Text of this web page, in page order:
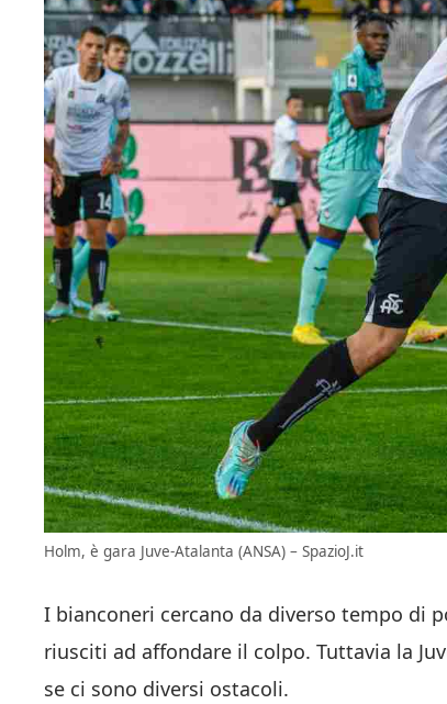
Holm, è gara Juve-Atalanta (ANSA) – SpazioJ.it
I bianconeri cercano da diverso tempo di
riusciti ad affondare il colpo. Tuttavia la
se ci sono diversi ostacoli.